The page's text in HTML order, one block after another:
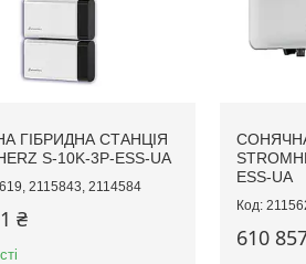
ГІБРИДНА СТАНЦІЯ
S-10K-3Р-ESS-UA
2115843, 2114584
₴
ESS-UA
610